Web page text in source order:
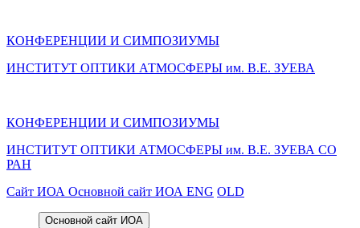
КОНФЕРЕНЦИИ И СИМПОЗИУМЫ
ИНСТИТУТ ОПТИКИ АТМОСФЕРЫ им. В.Е. ЗУЕВА
КОНФЕРЕНЦИИ И СИМПОЗИУМЫ
ИНСТИТУТ ОПТИКИ АТМОСФЕРЫ им. В.Е. ЗУЕВА СО
РАН
Cайт ИОА Основной сайт ИОА ENG OLD
Основной сайт ИОА